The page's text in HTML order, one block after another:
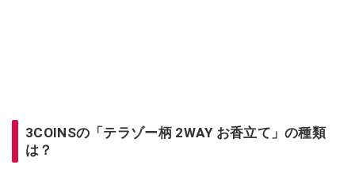
3COINSの「テラゾー柄 2WAY お香立て」の種類
は？